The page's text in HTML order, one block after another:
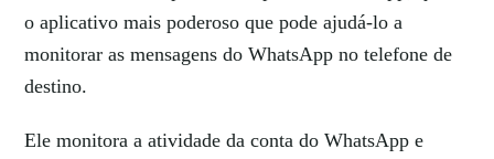
o aplicativo mais poderoso que pode ajudá-lo a
monitorar as mensagens do WhatsApp no ​​telefone de
destino.
Ele monitora a atividade da conta do WhatsApp e